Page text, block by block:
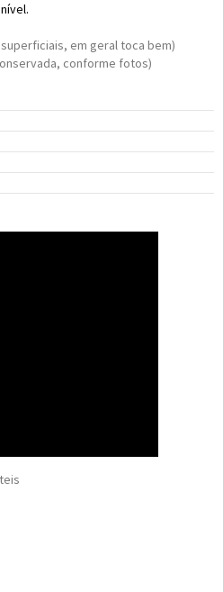
em geral toca bem)
conforme fotos)